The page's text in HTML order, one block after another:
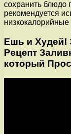
сохранить блюдо
рекомендуется
низкокалорийные
Ешь и
Рецепт
который